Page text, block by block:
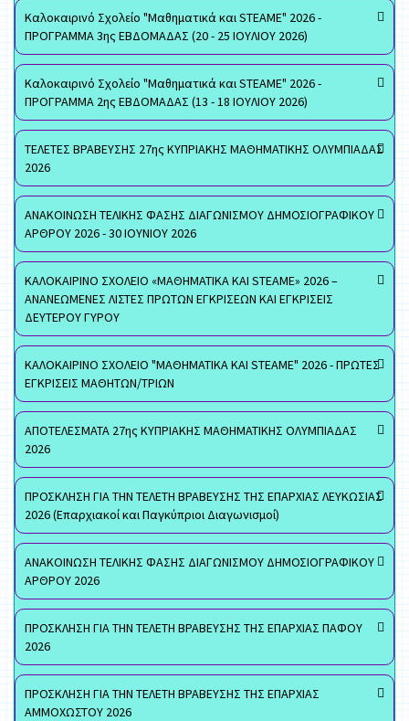
Καλοκαιρινό Σχολείο "Μαθηματικά και STEAME" 2026 -
ΠΡΟΓΡΑΜΜΑ 3ης ΕΒΔΟΜΑΔΑΣ (20 - 25 ΙΟΥΛΙΟΥ 2026)
Καλοκαιρινό Σχολείο "Μαθηματικά και STEAME" 2026 -
ΠΡΟΓΡΑΜΜΑ 2ης ΕΒΔΟΜΑΔΑΣ (13 - 18 ΙΟΥΛΙΟΥ 2026)
ΤΕΛΕΤΕΣ ΒΡΑΒΕΥΣΗΣ 27ης ΚΥΠΡΙΑΚΗΣ ΜΑΘΗΜΑΤΙΚΗΣ ΟΛΥΜΠΙΑΔΑΣ
2026
ΑΝΑΚΟΙΝΩΣΗ ΤΕΛΙΚΗΣ ΦΑΣΗΣ ΔΙΑΓΩΝΙΣΜΟΥ ΔΗΜΟΣΙΟΓΡΑΦΙΚΟΥ
ΑΡΘΡΟΥ 2026 - 30 ΙΟΥΝΙΟΥ 2026
ΚΑΛΟΚΑΙΡΙΝΟ ΣΧΟΛΕΙΟ «ΜΑΘΗΜΑΤΙΚΑ ΚΑΙ STEAME» 2026 –
ΑΝΑΝΕΩΜΕΝΕΣ ΛΙΣΤΕΣ ΠΡΩΤΩΝ ΕΓΚΡΙΣΕΩΝ ΚΑΙ ΕΓΚΡΙΣΕΙΣ
ΔΕΥΤΕΡΟΥ ΓΥΡΟΥ
ΚΑΛΟΚΑΙΡΙΝΟ ΣΧΟΛΕΙΟ "ΜΑΘΗΜΑΤΙΚΑ ΚΑΙ STEAME" 2026 - ΠΡΩΤΕΣ
ΕΓΚΡΙΣΕΙΣ ΜΑΘΗΤΩΝ/ΤΡΙΩΝ
ΑΠΟΤΕΛΕΣΜΑΤΑ 27ης ΚΥΠΡΙΑΚΗΣ ΜΑΘΗΜΑΤΙΚΗΣ ΟΛΥΜΠΙΑΔΑΣ
2026
ΠΡΟΣΚΛΗΣΗ ΓΙΑ ΤΗΝ ΤΕΛΕΤΗ ΒΡΑΒΕΥΣΗΣ ΤΗΣ ΕΠΑΡΧΙΑΣ ΛΕΥΚΩΣΙΑΣ
2026 (Επαρχιακοί και Παγκύπριοι Διαγωνισμοί)
ΑΝΑΚΟΙΝΩΣΗ ΤΕΛΙΚΗΣ ΦΑΣΗΣ ΔΙΑΓΩΝΙΣΜΟΥ ΔΗΜΟΣΙΟΓΡΑΦΙΚΟΥ
ΑΡΘΡΟΥ 2026
ΠΡΟΣΚΛΗΣΗ ΓΙΑ ΤΗΝ ΤΕΛΕΤΗ ΒΡΑΒΕΥΣΗΣ ΤΗΣ ΕΠΑΡΧΙΑΣ ΠΑΦΟΥ
2026
ΠΡΟΣΚΛΗΣΗ ΓΙΑ ΤΗΝ ΤΕΛΕΤΗ ΒΡΑΒΕΥΣΗΣ ΤΗΣ ΕΠΑΡΧΙΑΣ
ΑΜΜΟΧΩΣΤΟΥ 2026